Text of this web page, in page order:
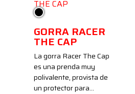
Negro
GORRA RACER
THE CAP
La gorra Racer The Cap
es una prenda muy
polivalente, provista de
un protector para…